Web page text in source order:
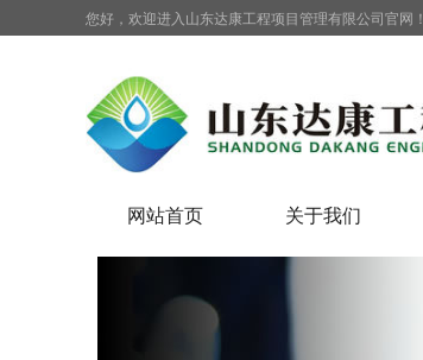
您好，欢迎进入山东达康工程项目管理有限公司官网！
网站首页 关于我们